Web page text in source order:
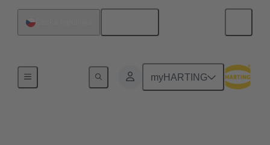
myHARTING